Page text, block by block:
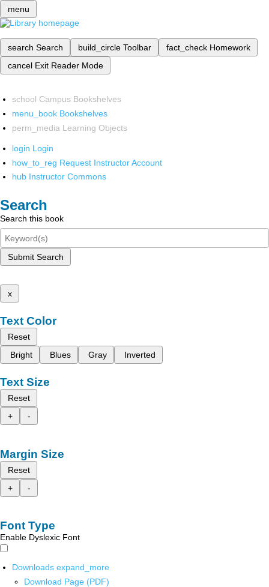
menu
search Search build_circle Toolbar fact_check Homework
cancel Exit Reader Mode
school Campus Bookshelves
menu_book Bookshelves
perm_media Learning Objects
login Login
how_to_reg Request Instructor Account
hub Instructor Commons
Search
Search this book
Submit Search
x
Text Color
Reset
Bright
Blues Gray Inverted
Text Size
Reset
+
-
Margin Size
Reset
+
-
Font Type
Enable Dyslexic Font
Downloads expand_more
Download Page (PDF)